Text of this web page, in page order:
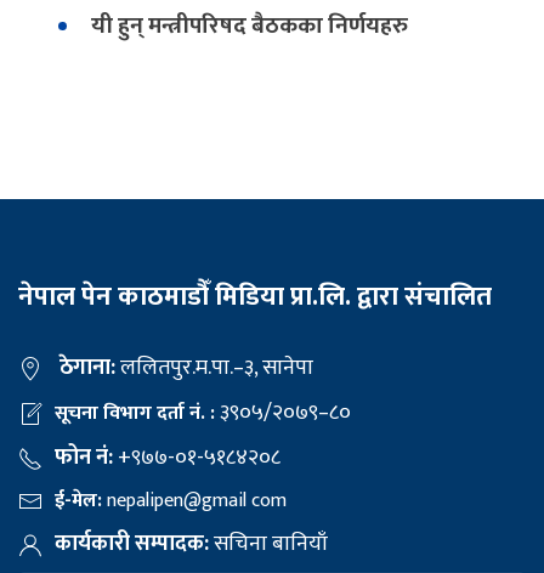
यी हुन् मन्त्रीपरिषद बैठकका निर्णयहरु
नेपाल पेन काठमाडौँ मिडिया प्रा.लि. द्वारा संचालित
ठेगाना:ललितपुर.म.पा.–३, सानेपा
सूचना विभाग दर्ता नं. :३९०५/२०७९–८०
फोन नं:+९७७-०१-५१८४२०८
ई-मेल:nepalipen@gmail com
कार्यकारी सम्पादक:सचिना बानियाँ